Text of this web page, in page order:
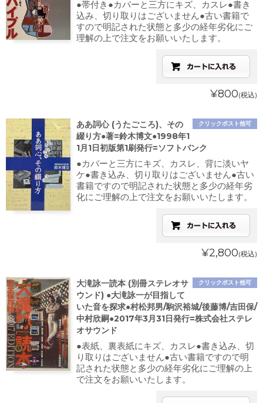
●帯付き●カバーと三方にキズ、カスレ●書き
込み、切り取りはございません●古い書籍で
すので明記された状態と多少の経年劣化にご
理解の上で注文をお願いいたします。
¥800(税込)
クリックポスト他可
ああ詞心 (うたごころ)、その
綴り方●著=鈴木博文●1998年1
1月1日初版第1刷発行=ソフトバンク
●カバーと三方にキズ、カスレ、背に淡いヤ
ケ●書き込み、切り取りはございません●古い
書籍ですので明記された状態と多少の経年劣
化にご理解の上で注文をお願いいたします。
¥2,800(税込)
クリックポスト他可
大滝詠一読本 (別冊ステレオサ
ウンド) ●大滝詠一が目指して
いた音を探求●村松邦男/駒沢裕城/後藤博/吉田保/
中村欣嗣●2017年3月31日発行=株式会社ステレ
オサウンド
●表紙、裏表紙にキズ、カスレ●書き込み、切
り取りはございません●古い書籍ですので明
記された状態と多少の経年劣化にご理解の上
で注文をお願いいたします。